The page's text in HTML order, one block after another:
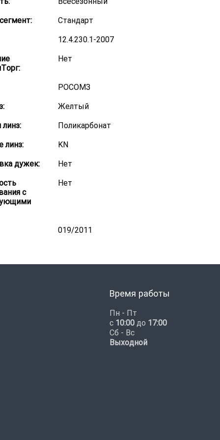
Стандарт
12.4.230.1-2007
Нет
РОСОМЗ
Желтый
Поликарбонат
линз: KN
дужек: Нет
с
Нет
019/2011
Время работы
Пн - Пт
с 10:00 до 17:00
Сб - Вс
Выходной